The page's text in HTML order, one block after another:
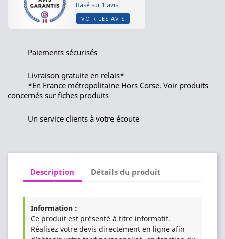
Basé sur 1 avis
VOIR LES AVIS
Paiements sécurisés
Livraison gratuite en relais*
*En France métropolitaine Hors Corse. Voir produits
concernés sur fiches produits
Un service clients à votre écoute
Description Détails du produit
Information :
Ce produit est présenté à titre informatif.
Réalisez votre devis directement en ligne afin